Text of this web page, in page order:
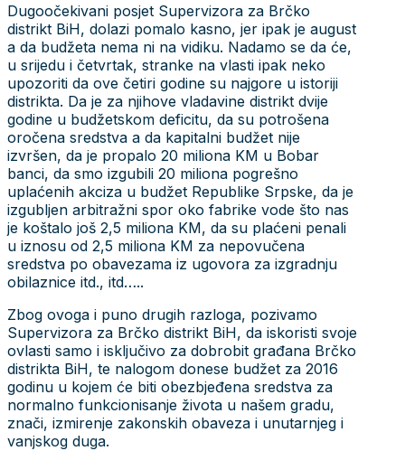
Dugoočekivani posjet Supervizora za Brčko
distrikt BiH, dolazi pomalo kasno, jer ipak je august
a da budžeta nema ni na vidiku. Nadamo se da će,
u srijedu i četvrtak, stranke na vlasti ipak neko
upozoriti da ove četiri godine su najgore u istoriji
distrikta. Da je za njihove vladavine distrikt dvije
godine u budžetskom deficitu, da su potrošena
oročena sredstva a da kapitalni budžet nije
izvršen, da je propalo 20 miliona KM u Bobar
banci, da smo izgubili 20 miliona pogrešno
uplaćenih akciza u budžet Republike Srpske, da je
izgubljen arbitražni spor oko fabrike vode što nas
je koštalo još 2,5 miliona KM, da su plaćeni penali
u iznosu od 2,5 miliona KM za nepovučena
sredstva po obavezama iz ugovora za izgradnju
obilaznice itd., itd…..
Zbog ovoga i puno drugih razloga, pozivamo
Supervizora za Brčko distrikt BiH, da iskoristi svoje
ovlasti samo i isključivo za dobrobit građana Brčko
distrikta BiH, te nalogom donese budžet za 2016
godinu u kojem će biti obezbjeđena sredstva za
normalno funkcionisanje života u našem gradu,
znači, izmirenje zakonskih obaveza i unutarnjeg i
vanjskog duga.